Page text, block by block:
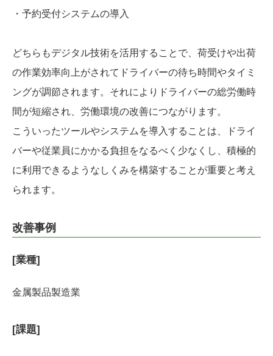
・予約受付システムの導入
どちらもデジタル技術を活用することで、荷受けや出荷
の作業効率向上がされてドライバーの待ち時間やタイミ
ングが調節されます。それによりドライバーの総労働時
間が短縮され、労働環境の改善につながります。
こういったツールやシステムを導入することは、ドライ
バーや従業員にかかる負担をなるべく少なくし、積極的
に利用できるようなしくみを構築することが重要と考え
られます。
改善事例
[業種]
金属製品製造業
[課題]